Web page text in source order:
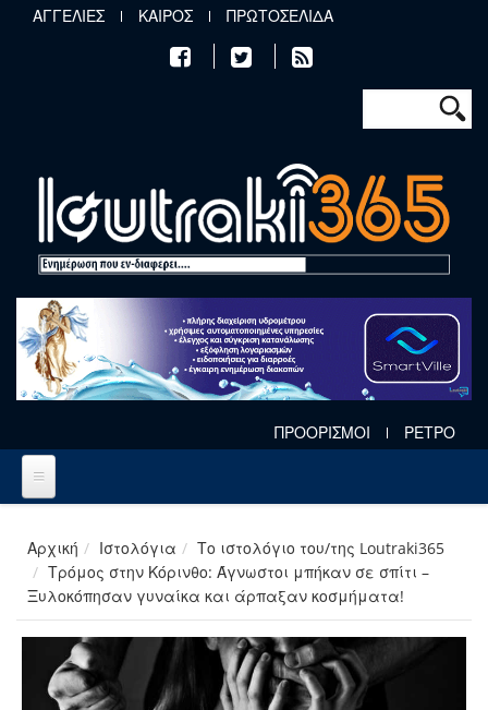
Παράκαμψη προς το κυρίως περιεχόμενο
ΑΓΓΕΛΙΕΣ ΚΑΙΡΟΣ ΠΡΩΤΟΣΕΛΙΔΑ
Φόρμα
Αναζήτηση
ΠΡΟΟΡΙΣΜΟΙ ΡΕΤΡΟ
Αρχική Ιστολόγια
Το ιστολόγιο του/της Loutraki365
Τρόμος στην Κόρινθο: Άγνωστοι μπήκαν σε σπίτι –
Ξυλοκόπησαν γυναίκα και άρπαξαν κοσμήματα!